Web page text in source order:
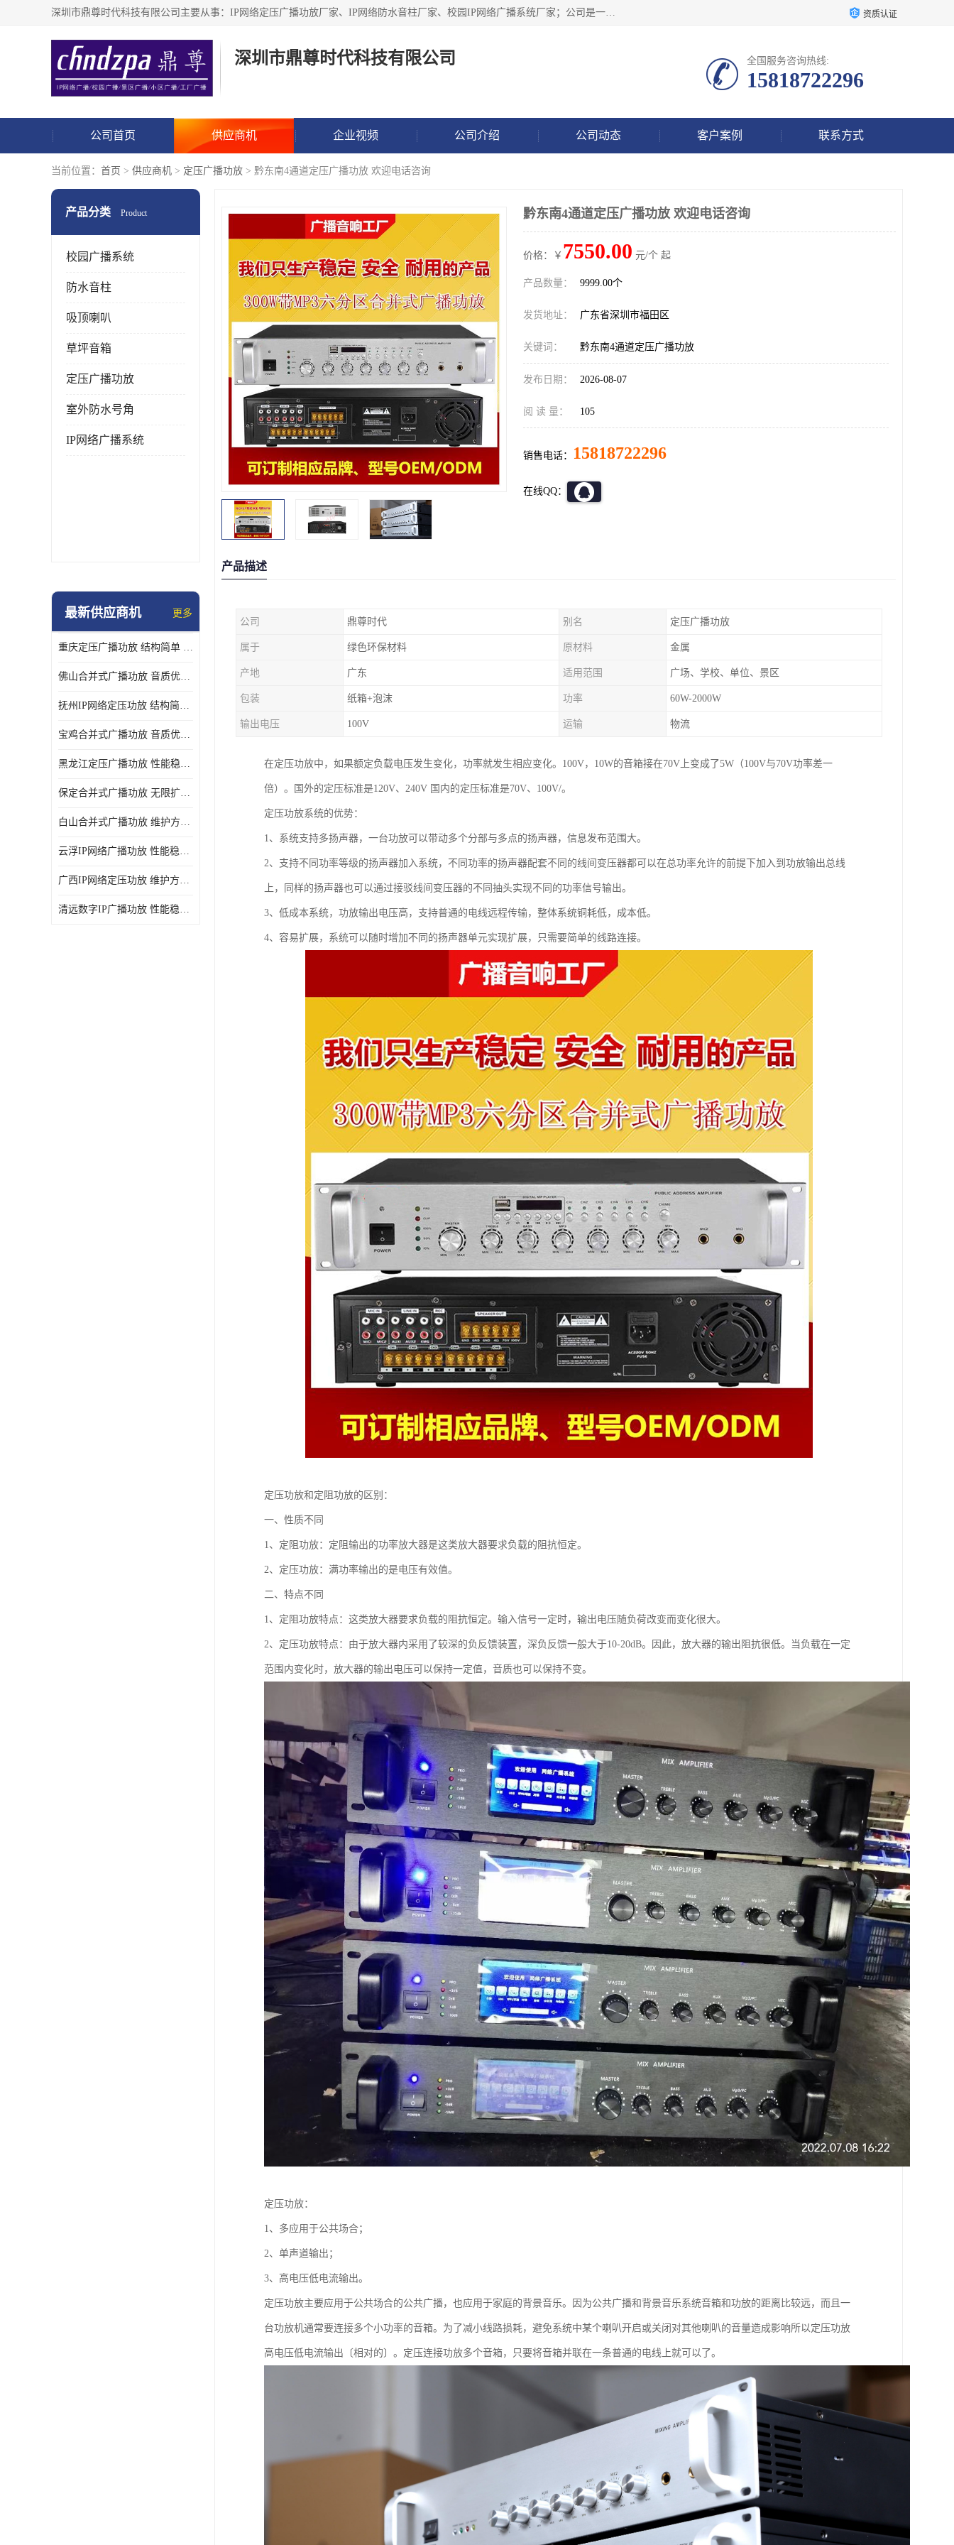
深圳市鼎尊时代科技有限公司主要从事：IP网络定压广播功放厂家、IP网络防水音柱厂家、校园IP网络广播系统厂家；公司是一家集研发、生产、销售公共广播器材于一体的现代电子科技企业。公司成立多年来，本着“自主研发技术、开拓稳定的产品”的宗旨，集多年的行业经验，引航广播行业的迅猛发展，使产品能够适应时代技术发展的需要。 资质认证
深圳市鼎尊时代科技有限公司 全国服务咨询热线:
15818722296
公司首页 供应商机 企业视频 公司介绍 公司动态 客户案例 联系方式
当前位置： 首页 > 供应商机 > 定压广播功放 > 黔东南4通道定压广播功放 欢迎电话咨询
产品分类 Product
校园广播系统
防水音柱
吸顶喇叭
草坪音箱
定压广播功放
室外防水号角
IP网络广播系统
最新供应商机 更多
重庆定压广播功放 结构简单 传输距离远
佛山合并式广播功放 音质优美清晰 输出电压大 电流小
抚州IP网络定压功放 结构简单 多应用于公共场合
宝鸡合并式广播功放 音质优美清晰 维护方便
黑龙江定压广播功放 性能稳定 无限扩容
保定合并式广播功放 无限扩容 设计结构简单
白山合并式广播功放 维护方便 多应用于公共场合
云浮IP网络广播功放 性能稳定 设计结构简单
广西IP网络定压功放 维护方便 多应用于公共场合
清远数字IP广播功放 性能稳定 传输距离远
黔东南4通道定压广播功放 欢迎电话咨询
价格：￥ 7550.00 元/个 起
产品数量： 9999.00个
发货地址： 广东省深圳市福田区
关键词： 黔东南4通道定压广播功放
发布日期： 2026-08-07
阅 读 量： 105
销售电话： 15818722296
在线QQ：
产品描述
公司 鼎尊时代 别名 定压广播功放
属于 绿色环保材料 原材料 金属
产地 广东 适用范围 广场、学校、单位、景区
包装 纸箱+泡沫 功率 60W-2000W
输出电压 100V 运输 物流
在定压功放中，如果额定负载电压发生变化，功率就发生相应变化。100V，10W的音箱接在70V上变成了5W（100V与70V功率差一
倍）。国外的定压标准是120V、240V 国内的定压标准是70V、100V/。
定压功放系统的优势：
1、系统支持多扬声器，一台功放可以带动多个分部与多点的扬声器，信息发布范围大。
2、支持不同功率等级的扬声器加入系统，不同功率的扬声器配套不同的线间变压器都可以在总功率允许的前提下加入到功放输出总线
上，同样的扬声器也可以通过接驳线间变压器的不同抽头实现不同的功率信号输出。
3、低成本系统，功放输出电压高，支持普通的电线远程传输，整体系统铜耗低，成本低。
4、容易扩展，系统可以随时增加不同的扬声器单元实现扩展，只需要简单的线路连接。
定压功放和定阻功放的区别：
一、性质不同
1、定阻功放：定阻输出的功率放大器是这类放大器要求负载的阻抗恒定。
2、定压功放：满功率输出的是电压有效值。
二、特点不同
1、定阻功放特点：这类放大器要求负载的阻抗恒定。输入信号一定时，输出电压随负荷改变而变化很大。
2、定压功放特点：由于放大器内采用了较深的负反馈装置，深负反馈一般大于10-20dB。因此，放大器的输出阻抗很低。当负载在一定
范围内变化时，放大器的输出电压可以保持一定值，音质也可以保持不变。
定压功放：
1、多应用于公共场合；
2、单声道输出；
3、高电压低电流输出。
定压功放主要应用于公共场合的公共广播，也应用于家庭的背景音乐。因为公共广播和背景音乐系统音箱和功放的距离比较远，而且一
台功放机通常要连接多个小功率的音箱。为了减小线路损耗，避免系统中某个喇叭开启或关闭对其他喇叭的音量造成影响所以定压功放
高电压低电流输出〔相对的〕。定压连接功放多个音箱，只要将音箱并联在一条普通的电线上就可以了。